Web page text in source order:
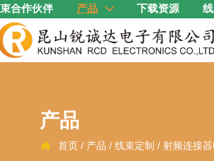
合作伙伴 产品  下载资源
产品
 首页 / 产品 /线束定制 /射频连接